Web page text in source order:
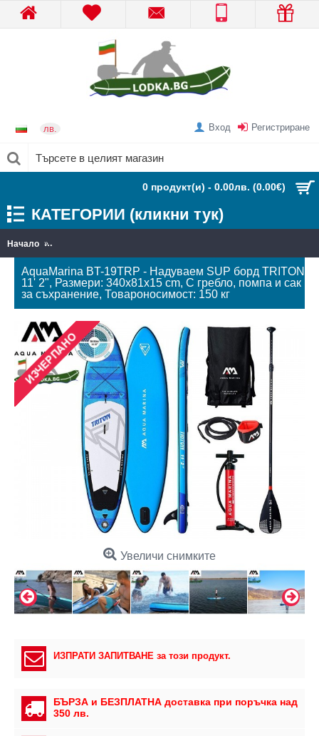
лв. Вход Регистриране
0 продукт(и) - 0.00лв. (0.00€)
КАТЕГОРИИ (кликни тук)
Начало AquaMarina BT-19TRP - Надуваем SUP борд TRITON 11' 2",
AquaMarina BT-19TRP - Надуваем SUP борд TRITON
11' 2", Размери: 340х81х15 cm, С гребло, помпа и сак
за съхранение, Товароносимост: 150 кг
Увеличи снимките
ИЗПРАТИ ЗАПИТВАНЕ за този продукт.
БЪРЗА и БЕЗПЛАТНА доставка при поръчка над
350 лв.